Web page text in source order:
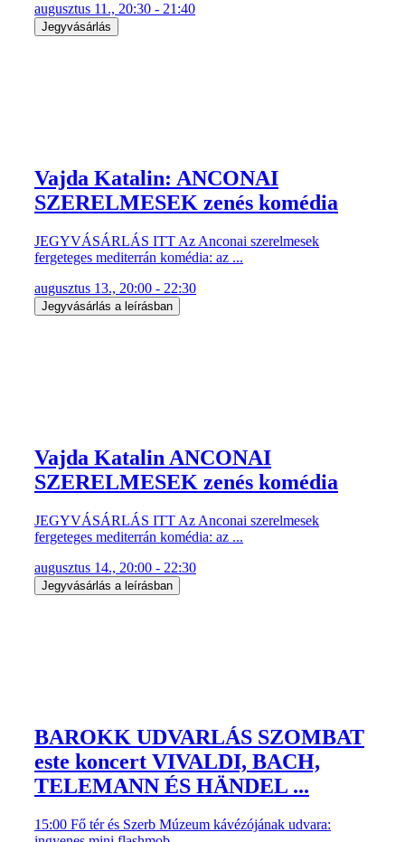
augusztus 11., 20:30 - 21:40
Jegyvásárlás
Vajda Katalin: ANCONAI
SZERELMESEK zenés komédia
JEGYVÁSÁRLÁS ITT Az Anconai szerelmesek
fergeteges mediterrán komédia: az ...
augusztus 13., 20:00 - 22:30
Jegyvásárlás a leírásban
Vajda Katalin ANCONAI
SZERELMESEK zenés komédia
JEGYVÁSÁRLÁS ITT Az Anconai szerelmesek
fergeteges mediterrán komédia: az ...
augusztus 14., 20:00 - 22:30
Jegyvásárlás a leírásban
BAROKK UDVARLÁS SZOMBAT
este koncert VIVALDI, BACH,
TELEMANN ÉS HÄNDEL ...
15:00 Fő tér és Szerb Múzeum kávézójának udvara: